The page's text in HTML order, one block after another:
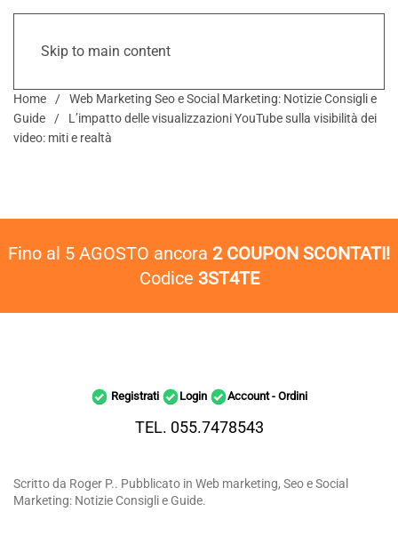
Skip to main content
Home
Web Marketing Seo e Social Marketing: Notizie Consigli e
Guide
L’impatto delle visualizzazioni YouTube sulla visibilità dei
video: miti e realtà
Fino al 5 AGOSTO ancora 2 COUPON SCONTATI!
Codice 3ST4TE
Registrati Login Account - Ordini
TEL. 055.7478543
Scritto da Roger P.. Pubblicato in Web marketing, Seo e Social
Marketing: Notizie Consigli e Guide.